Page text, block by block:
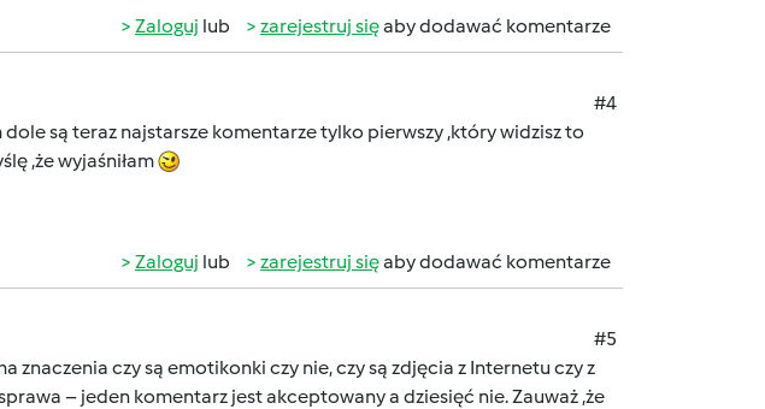
Zaloguj lub zarejestruj sięaby dodawać komentarze
#4
są teraz najstarsze komentarze tylko pierwszy ,który widzisz to
,że wyjaśniłam
Zaloguj lub zarejestruj sięaby dodawać komentarze
#5
znaczenia czy są emotikonki czy nie, czy są zdjęcia z Internetu czy z
– jeden komentarz jest akceptowany a dziesięć nie. Zauważ ,że